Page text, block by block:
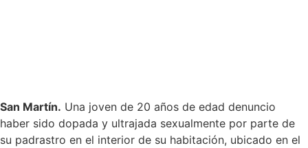
San Martín. Una joven de 20 años de edad denuncio
haber sido dopada y ultrajada sexualmente por parte de
su padrastro en el interior de su habitación, ubicado en el